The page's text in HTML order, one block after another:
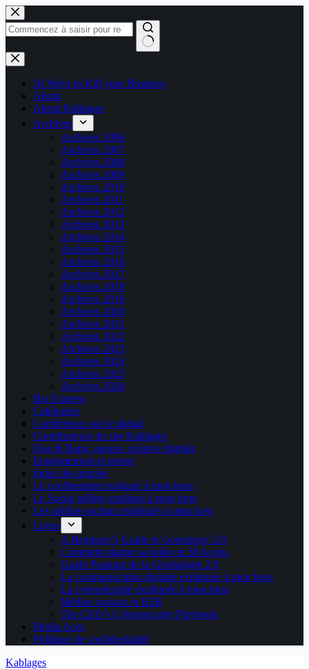
Passer
au
contenu
Aucun
résultat
50 Ways to Kill your Business
About
About Kablages
Archives
Archives 2006
Archives 2007
Archives 2008
Archives 2009
Archives 2010
Archives 2011
Archives 2012
Archives 2013
Archives 2014
Archives 2015
Archives 2016
Archives 2017
Archives 2018
Archives 2019
Archives 2020
Archives 2021
Archives 2022
Archives 2023
Archives 2024
Archives 2025
Archives 2026
Bio Express
Catégories
Conférences sur le digital
Contributeurs du site Kablages
Else & Bang, agence créative digitale
Enseignement et presse
Index des articles
Le confinement expliqué à mon boss
Le Social selling expliqué à mon boss
Les médias sociaux expliqués à mon boss
Livres
A Beginner’s Guide to Genealogy 2.0
Comment planter sa boîte en 50 leçons
Guide Pratique de la Généalogie 2.0
La communication digitale expliquée à mon boss
La cybersécurité expliquée à mon boss
Médias sociaux et B2B
The CEO’s Cybersecurity Playbook
Media Aces
Politique de confidentialité
Kablages